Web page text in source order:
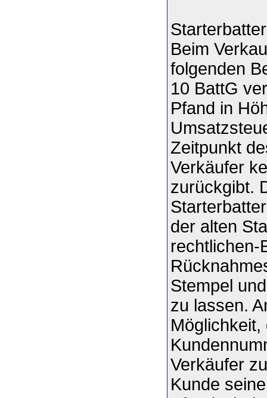
Beim
folgenden
10 BattG
Pfand in
Zeitpunkt
Verkäufer
zurückgibt.
der alten
rechtlichen-
Stempel
zu lassen.
Verkäufer
Kunde